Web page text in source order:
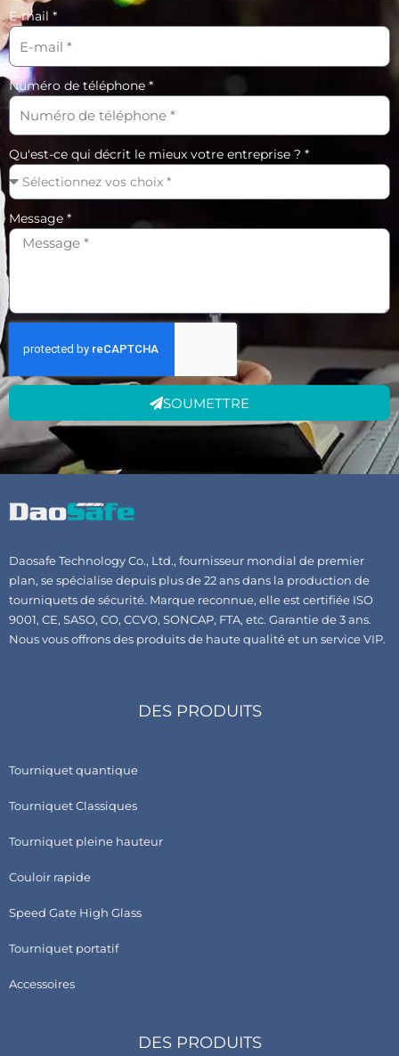
E-mail *
Numéro de téléphone *
Qu'est-ce qui décrit le mieux votre entreprise ? *
Message *
SOUMETTRE
Daosafe Technology Co., Ltd., fournisseur mondial de premier
plan, se spécialise depuis plus de 22 ans dans la production de
tourniquets de sécurité. Marque reconnue, elle est certifiée ISO
9001, CE, SASO, CO, CCVO, SONCAP, FTA, etc. Garantie de 3 ans.
Nous vous offrons des produits de haute qualité et un service VIP.
DES PRODUITS
Tourniquet quantique
Tourniquet Classiques
Tourniquet pleine hauteur
Couloir rapide
Speed Gate High Glass
Tourniquet portatif
Accessoires
DES PRODUITS